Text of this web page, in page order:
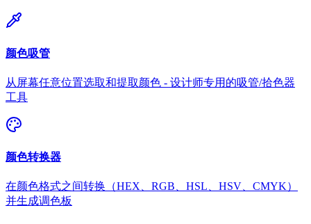
颜色吸管
从屏幕任意位置选取和提取颜色 - 设计师专用的吸管/拾色器
工具
颜色转换器
在颜色格式之间转换（HEX、RGB、HSL、HSV、CMYK）
并生成调色板